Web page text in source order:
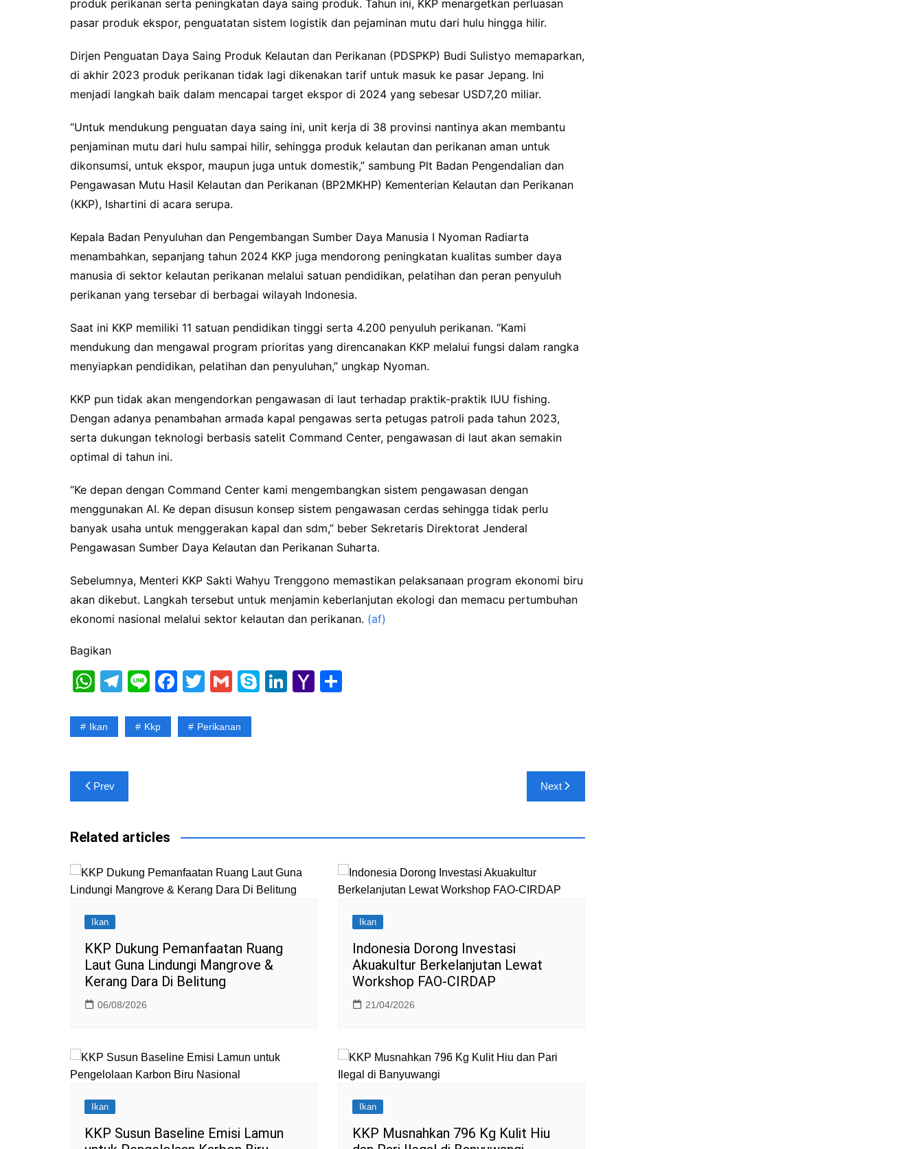
produk perikanan serta peningkatan daya saing produk. Tahun ini, KKP menargetkan perluasan
pasar produk ekspor, penguatatan sistem logistik dan pejaminan mutu dari hulu hingga hilir.
Dirjen Penguatan Daya Saing Produk Kelautan dan Perikanan (PDSPKP) Budi Sulistyo memaparkan,
di akhir 2023 produk perikanan tidak lagi dikenakan tarif untuk masuk ke pasar Jepang. Ini
menjadi langkah baik dalam mencapai target ekspor di 2024 yang sebesar USD7,20 miliar.
“Untuk mendukung penguatan daya saing ini, unit kerja di 38 provinsi nantinya akan membantu
penjaminan mutu dari hulu sampai hilir, sehingga produk kelautan dan perikanan aman untuk
dikonsumsi, untuk ekspor, maupun juga untuk domestik,” sambung Plt Badan Pengendalian dan
Pengawasan Mutu Hasil Kelautan dan Perikanan (BP2MKHP) Kementerian Kelautan dan Perikanan
(KKP), Ishartini di acara serupa.
Kepala Badan Penyuluhan dan Pengembangan Sumber Daya Manusia I Nyoman Radiarta
menambahkan, sepanjang tahun 2024 KKP juga mendorong peningkatan kualitas sumber daya
manusia di sektor kelautan perikanan melalui satuan pendidikan, pelatihan dan peran penyuluh
perikanan yang tersebar di berbagai wilayah Indonesia.
Saat ini KKP memiliki 11 satuan pendidikan tinggi serta 4.200 penyuluh perikanan. “Kami
mendukung dan mengawal program prioritas yang direncanakan KKP melalui fungsi dalam rangka
menyiapkan pendidikan, pelatihan dan penyuluhan,” ungkap Nyoman.
KKP pun tidak akan mengendorkan pengawasan di laut terhadap praktik-praktik IUU fishing.
Dengan adanya penambahan armada kapal pengawas serta petugas patroli pada tahun 2023,
serta dukungan teknologi berbasis satelit Command Center, pengawasan di laut akan semakin
optimal di tahun ini.
“Ke depan dengan Command Center kami mengembangkan sistem pengawasan dengan
menggunakan AI. Ke depan disusun konsep sistem pengawasan cerdas sehingga tidak perlu
banyak usaha untuk menggerakan kapal dan sdm,” beber Sekretaris Direktorat Jenderal
Pengawasan Sumber Daya Kelautan dan Perikanan Suharta.
Sebelumnya, Menteri KKP Sakti Wahyu Trenggono memastikan pelaksanaan program ekonomi biru
akan dikebut. Langkah tersebut untuk menjamin keberlanjutan ekologi dan memacu pertumbuhan
ekonomi nasional melalui sektor kelautan dan perikanan. (af)
Bagikan
W
at
A
p
T
e
a
Li
e
F
c
k
T
itt
G
ai
S
Li Y
l
Ikan Kkp Perikanan
Post
navigation
Prev Next
Related articles
Ikan
KKP Dukung Pemanfaatan Ruang
Laut Guna Lindungi Mangrove &
Kerang Dara Di Belitung
06/08/2026
Ikan
Indonesia Dorong Investasi
Akuakultur Berkelanjutan Lewat
Workshop FAO-CIRDAP
21/04/2026
Ikan
KKP Susun Baseline Emisi Lamun
Ikan
KKP Musnahkan 796 Kg Kulit Hiu